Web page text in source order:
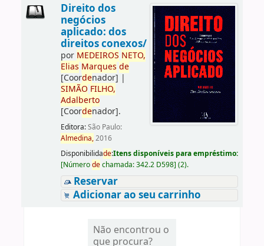
Direito dos
negócios
aplicado: dos
direitos conexos/
por MEDEIROS NETO,
Elias Marques de
[Coordenador] |
SIMÃO FILHO,
Adalberto
[Coordenador].
Editora:São Paulo:
Almedina,2016
Disponibilidade:Itens disponíveis para empréstimo:
[Númerodechamada:342.2 D598] (2).
Reservar
Adicionar ao seu carrinho
Não encontrou o
que procura?